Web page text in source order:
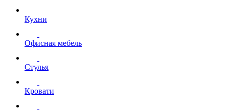
Кухни
Офисная мебель
Стулья
Кровати